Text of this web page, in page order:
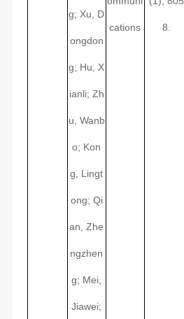
g; Xu, D
ongdon
g; Hu, X
ianli; Zh
u, Wanb
o; Kon
g, Lingt
ong; Qi
an, Zhe
ngzhen
g; Mei,
Jiawei;
cations 8.